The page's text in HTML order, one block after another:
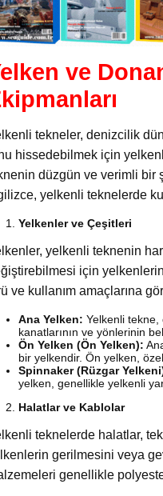
ve
tekneler, denizcilik
hissedebilmek için
düzgün ve verimli bir
yelkenli teknelerde
Yelkenler ve Çeşitleri
yelkenli teknenin
için
ve kullanım amaçlarına
Ana Yelken: Yelkenli
kanatlarının ve yönlerinin
Ön Yelken (Ön Yelken):
bir yelkendir. Ön yelken,
Spinnaker (Rüzgar
yelken, genellikle yelkenli
Halatlar ve Kablolar
teknelerde halatlar,
gerilmesini veya
genellikle